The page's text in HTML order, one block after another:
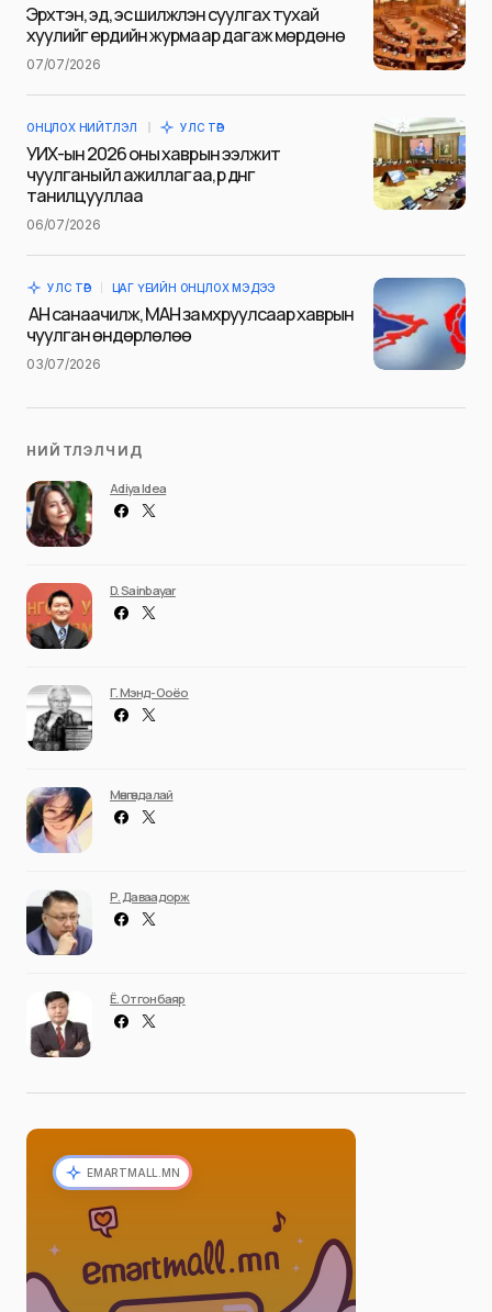
Сэтгэгдэл*
time I comment.
Илгээх
Эрхтэн, эд, эс шилжүүлэн суулгах тухай
хуулийг ердийн журмаар дагаж мөрдөнө
07/07/2026
ОНЦЛОХ НИЙТЛЭЛ УЛС ТӨР
УИХ-ын 2026 оны хаврын ээлжит
чуулганы үйл ажиллагаа, үр дүнг
танилцууллаа
06/07/2026
УЛС ТӨР ЦАГ ҮЕИЙН ОНЦЛОХ МЭДЭЭ
АН санаачилж, МАН замхруулсаар хаврын
чуулган өндөрлөлөө
03/07/2026
НИЙТЛЭЛЧИД
Adiya Idea
D. Sainbayar
Г. Мэнд-Ооёо
Мөнгөндалай
Р. Даваадорж
Ё. Отгонбаяр
EMARTMALL.MN